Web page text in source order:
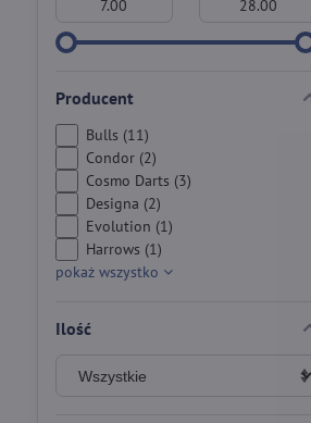
Producent
Bulls (11)
Condor (2)
Cosmo Darts (3)
Designa (2)
Evolution (1)
Harrows (1)
pokaż wszystko
Ilość